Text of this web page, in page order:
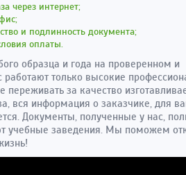
через интернет;
и подлинность документа;
оплаты.
образца и года на проверенном и
работают только высокие
за качество
вся информация о заказчике, для
Документы, полученные у нас,
учебные заведения. Мы поможем